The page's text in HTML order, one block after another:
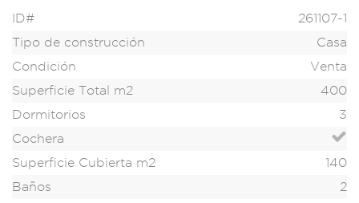
ID#
261107-1
Tipo de construcción
Casa
Condición
Venta
Superficie Total m2
400
Dormitorios
3
Cochera
Superficie Cubierta m2
140
Baños
2